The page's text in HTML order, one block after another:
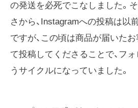
の発送を必死でこなしました。
さから、Instagramへの投稿は以
ですが、この頃は商品が届いた
て投稿してくださることで、フ
うサイクルになっていました。